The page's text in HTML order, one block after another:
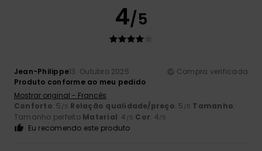
4/5
Jean-Philippe13. Outubro 2025
Compra verificada
Produto conforme ao meu pedido
Mostrar original - Francês
Conforto: 5 /5 Relação qualidade/preço: 5 /5 Tamanho:
Tamanho perfeito Material: 4 /5 Cor: 4/5
Eu recomendo este produto